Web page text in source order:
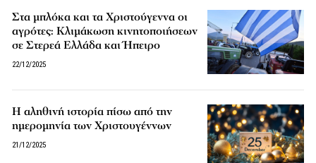
Στα μπλόκα και τα Χριστούγεννα οι
αγρότες: Κλιμάκωση κινητοποιήσεων
σε Στερεά Ελλάδα και Ήπειρο
22/12/2025
Η αληθινή ιστορία πίσω από την
ημερομηνία των Χριστουγέννων
21/12/2025